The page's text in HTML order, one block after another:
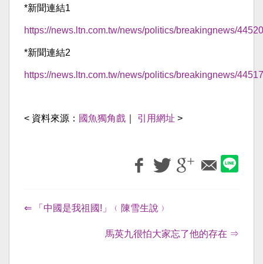
*新聞連結1
https://news.ltn.com.tw/news/politics/breakingnews/
*新聞連結2
https://news.ltn.com.tw/news/politics/breakingnews/
< 資料來源： 國魚獨角戲 引用網址 >
⇐ 「中國是我祖國!」﹙陳雪生說﹚
馬英九很怕大家忘了他的存在 ⇒